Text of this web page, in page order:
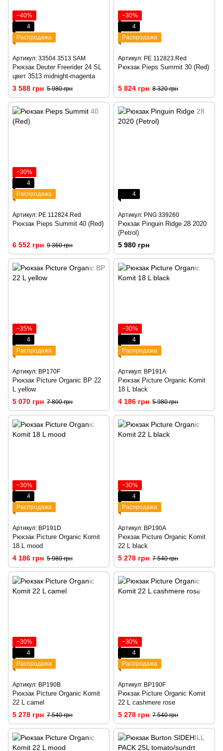
−40%
4
Распродажа
Артикул: 33504 3513 SAM
Рюкзак Deuter Freerider 24 SL
цвет 3513 midnight-magenta
3 588 грн 5 980 грн
−30%
4
Распродажа
Артикул: PE 112823.Red
Рюкзак Pieps Summit 30 (Red)
5 824 грн 8 320 грн
−30%
4
Распродажа
Артикул: PE 112824.Red
Рюкзак Pieps Summit 40 (Red)
6 552 грн 9 360 грн
4
Артикул: PNG 339260
Рюкзак Pinguin Ridge 28 2020
(Petrol)
5 980 грн
−35%
4
Распродажа
Артикул: BP170F
Рюкзак Picture Organic BP 22
L yellow
5 070 грн 7 800 грн
−30%
4
Распродажа
Артикул: BP191A
Рюкзак Picture Organic Komit
18 L black
4 186 грн 5 980 грн
−30%
4
Распродажа
Артикул: BP191D
Рюкзак Picture Organic Komit
18 L mood
4 186 грн 5 980 грн
−30%
4
Распродажа
Артикул: BP190A
Рюкзак Picture Organic Komit
22 L black
5 278 грн 7 540 грн
−30%
4
Распродажа
Артикул: BP190B
Рюкзак Picture Organic Komit
22 L camel
5 278 грн 7 540 грн
−30%
4
Распродажа
Артикул: BP190F
Рюкзак Picture Organic Komit
22 L cashmere rose
5 278 грн 7 540 грн